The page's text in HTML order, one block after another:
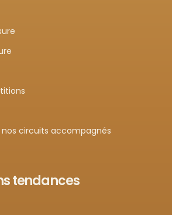
circuits accompagnés
tendances